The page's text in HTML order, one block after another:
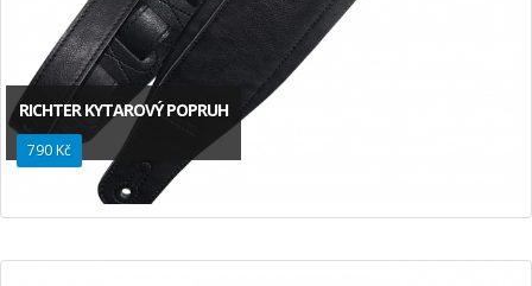
RICHTER KYTAROVÝ POPRUH
790 Kč